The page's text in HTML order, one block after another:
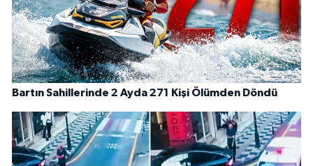
Bartın Sahillerinde 2 Ayda 271 Kişi Ölümden Döndü